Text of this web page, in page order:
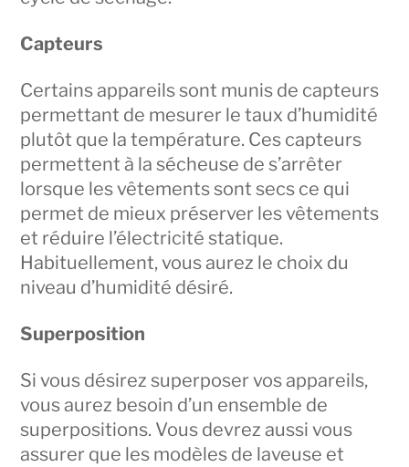
Capteurs
Certains appareils sont munis de capteurs
permettant de mesurer le taux d’humidité
plutôt que la température. Ces capteurs
permettent à la sécheuse de s’arrêter
lorsque les vêtements sont secs ce qui
permet de mieux préserver les vêtements
et réduire l’électricité statique.
Habituellement, vous aurez le choix du
niveau d’humidité désiré.
Superposition
Si vous désirez superposer vos appareils,
vous aurez besoin d’un ensemble de
superpositions. Vous devrez aussi vous
assurer que les modèles de laveuse et